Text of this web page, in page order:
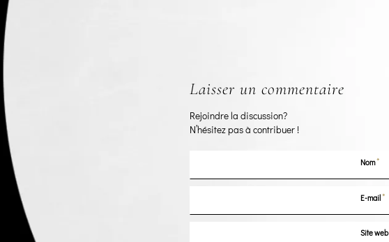
Laisser un commentaire
Rejoindre la discussion?
N’hésitez pas à contribuer !
Nom*
E-mail*
Site web